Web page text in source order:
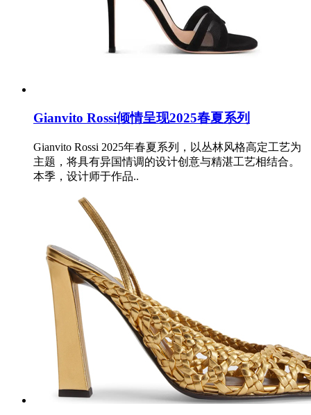
Gianvito Rossi倾情呈现2025春夏系列
Gianvito Rossi 2025年春夏系列，以丛林风格高定工艺为
主题，将具有异国情调的设计创意与精湛工艺相结合。
本季，设计师于作品..